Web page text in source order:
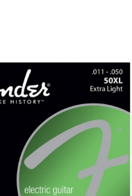
PRECIO
DESCRIPCIÓN